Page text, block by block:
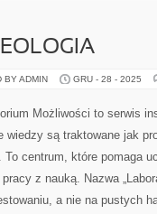
BY ADMIN GRU - 28 - 2025
Możliwości to serwis
wiedzy są traktowane jak
To centrum, które pomaga
pracy z nauką. Nazwa
a nie na pustych